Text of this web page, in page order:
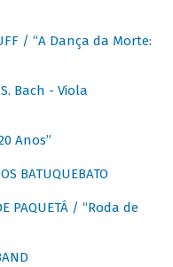
/ “A Dança da Morte:
Bach - Viola
Anos”
BATUQUEBATO
PAQUETÁ / “Roda de